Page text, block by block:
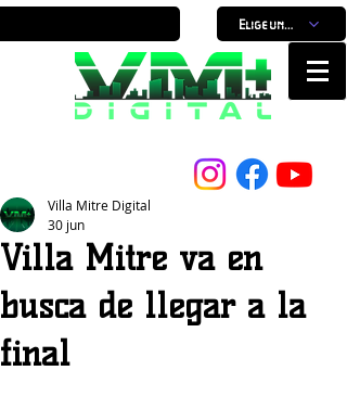
Elige un horario
Villa Mitre va en
busca de llegar a la
final
Villa Mitre Digital
30 jun